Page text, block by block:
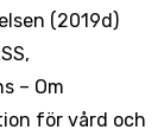
(2019d)
– Om
för vård och